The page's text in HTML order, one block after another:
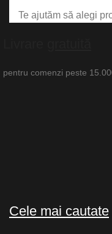
Te ajutăm să alegi
pentru comenzi peste
Cele mai cautate